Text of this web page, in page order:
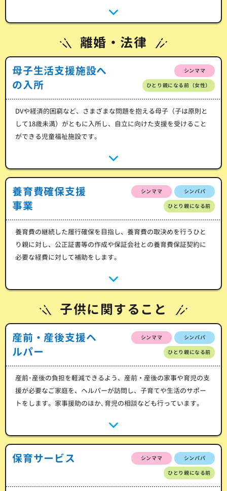
離婚・法律
母子生活支援施設へ
の入所
シンママ
ひとり親になる前（女性）
DVや経済的困窮など、さまざまな問題を抱える母子（子は原則と
して18歳未満）がともに入所し、自立に向けた支援を受けること
ができる児童福祉施設です。
養育費確保支援
事業
シンママ シンパパ
ひとり親になる前
養育費の継続した履行確保を目指し、養育費の取決めを行うひと
り親に対し、公正証書等の作成や保証会社との養育費保証契約に
必要な経費に対して補助をします。
子供に関すること
産前・産後支援ヘ
ルパー
シンママ シンパパ
ひとり親になる前
産前･産後の負担を軽減できるよう、産前・産後の家事や育児の支
援が必要なご家庭を、ヘルパーが訪問し、子育てや生活のサポー
トをします。家事援助のほか､育児の相談なども行っています。
保育サービス シンママ シンパパ
ひとり親になる前